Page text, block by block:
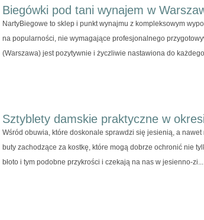
Biegówki pod tani wynajem w
NartyBiegowe to sklep i punkt wynajmu z kompleksowym
na popularności, nie wymagające profesjonalnego
(Warszawa) jest pozytywnie i życzliwie nastawiona do
Sztyblety damskie praktyczne w
Wśród obuwia, które doskonale sprawdzi się jesienią, a
buty zachodzące za kostkę, które mogą dobrze ochronić nie
błoto i tym podobne przykrości i czekają na nas w jesienno-zi...